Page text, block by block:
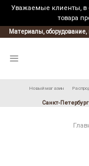
Уважаемые клиенты, в
товара
Skip
to
Материалы,
Новый магазин
Санкт-Петербург